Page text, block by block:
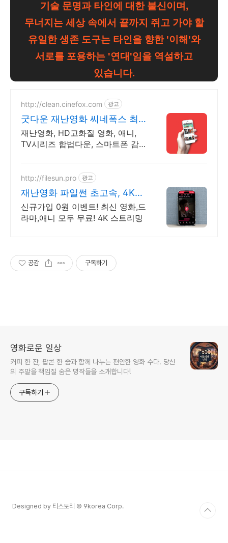
기술 문명과 타인에 대한 불신이며,
무너지는 세상 속에서 끝까지 쥐고 가야 할
유일한 생존 도구는 타인을 향한 '이해'와
서로를 포용하는 '연대'임을 역설하고
있습니다.
http://clean.cinefox.com 광고
굿다운 재난영화 씨네폭스 최
대3만원+10%추가적립
재난영화, HD고화질 영화, 애니,
TV시리즈 합법다운, 스마트폰 감
http://filesun.pro 광고
재난영화 파일썬 초고속, 4K
실시간 보기!
신규가입 0원 이벤트! 최신 영화,드
라마,애니 모두 무료! 4K 스트리밍
공감 구독하기
영화로운 일상
커피 한 잔, 팝콘 한 줌과 함께 나누는 편안한 영화 수다. 당신
의 주말을 책임질 숨은 명작들을 소개합니다!
구독하기
Designed by 티스토리 © 9korea Corp.